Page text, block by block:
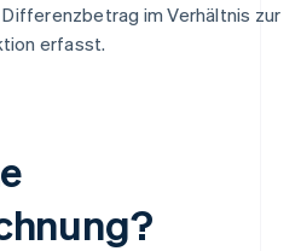
Differenzbetrag im Verhältnis zur
erfasst.